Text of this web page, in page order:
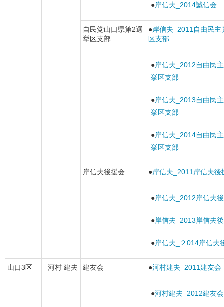
●岸信夫_2014誠信会
自民党山口県第2選
挙区支部
●岸信夫_2011自由民
区支部
●岸信夫_2012自由民
挙区支部
●岸信夫_2013自由民
挙区支部
●岸信夫_2014自由民
挙区支部
岸信夫後援会 ●岸信夫_2011岸信夫後
●岸信夫_2012岸信夫
●岸信夫_2013岸信夫
●岸信夫_２014岸信夫
山口3区 河村 建夫 建友会 ●河村建夫_2011建友会
●河村建夫_2012建友会